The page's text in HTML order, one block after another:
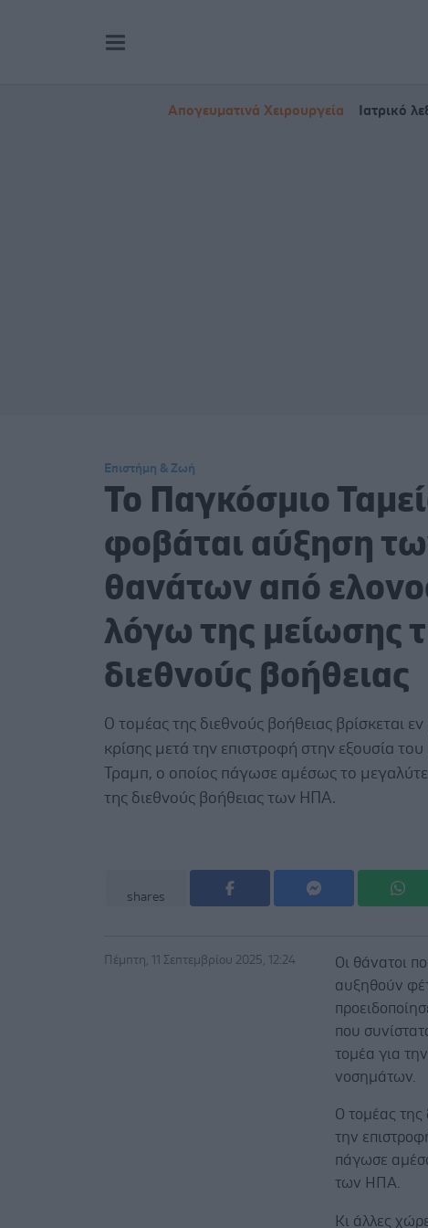
Απογευματινά Χειρουργεία Ιατρικό
Επιστήμη & Ζωή
Το Παγκόσμιο
φοβάται αύξηση
θανάτων από
λόγω της μείωσης
διεθνούς βοήθειας
Ο τομέας της διεθνούς βοήθειας βρίσκεται
κρίσης μετά την επιστροφή στην εξουσία
Τραμπ, ο οποίος πάγωσε αμέσως το
της διεθνούς βοήθειας των ΗΠΑ.
shares
Πέμπτη, 11 Σεπτεμβρίου 2025, 12:24
Οι θάνατοι
αυξηθούν
που
τομέα για
νοσημάτων.
Ο τομέας της
την
πάγωσε
των ΗΠΑ.
Κι άλλες